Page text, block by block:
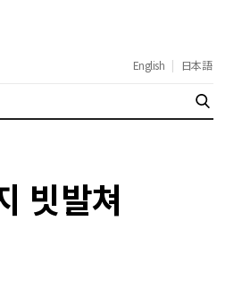
English | 日本語
빗발쳐